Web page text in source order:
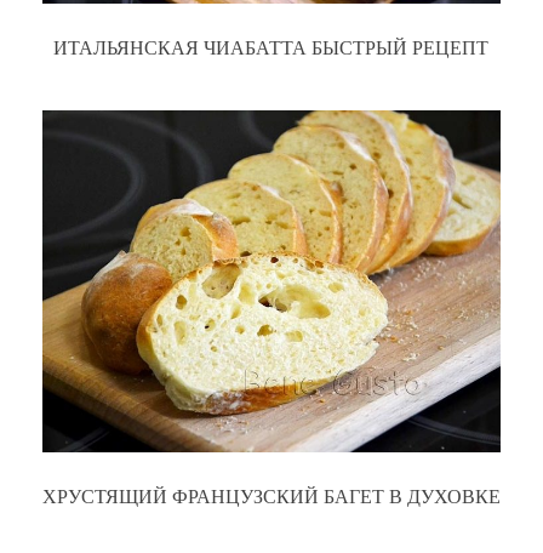
ИТАЛЬЯНСКАЯ ЧИАБАТТА БЫСТРЫЙ РЕЦЕПТ
ХРУСТЯЩИЙ ФРАНЦУЗСКИЙ БАГЕТ В ДУХОВКЕ